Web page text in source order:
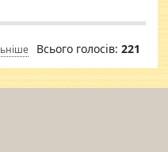
Всього голосів: 221